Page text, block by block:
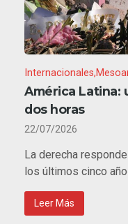
Internacionales
América Latina:
dos horas
22/07/2026
La derecha
los últimos cinco
Leer Más